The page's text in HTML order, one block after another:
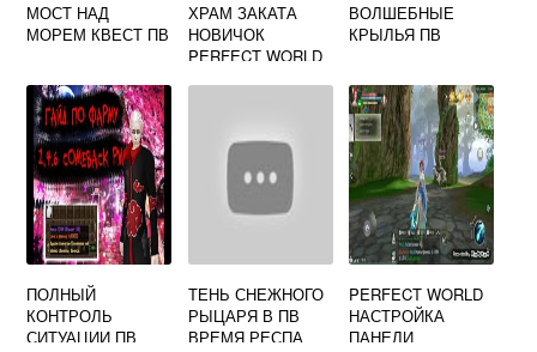
МОСТ НАД
МОРЕМ КВЕСТ ПВ
ХРАМ ЗАКАТА
НОВИЧОК
PERFECT WORLD
ВОЛШЕБНЫЕ
КРЫЛЬЯ ПВ
ПОЛНЫЙ
КОНТРОЛЬ
СИТУАЦИИ ПВ
ТЕНЬ СНЕЖНОГО
РЫЦАРЯ В ПВ
ВРЕМЯ РЕСПА
PERFECT WORLD
НАСТРОЙКА
ПАНЕЛИ